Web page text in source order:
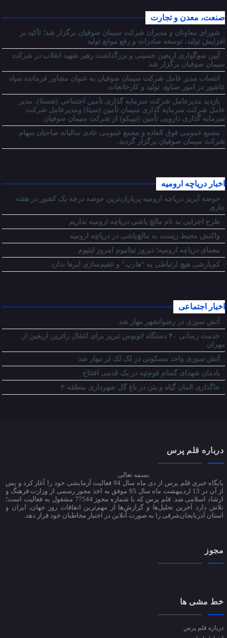
صنعت، معدن و تجارت
شورای معاونان و مدیران شرکت سیمان صوفیان برگزار شد؛ تأکید بر
افزایش تولید، توسعه صادرات و رفع موانع تولید
آیین سوگواری اربعین حسینی و بزرگداشت رهبر شهید انقلاب در شرکت
سیمان صوفیان برگزار شد
انتصاب مدیر عامل شرکت سیمان صوفیان به عنوان مشاور فرمانده سپاه
عاشور در امور صنایع، تولید و کارخانجات
بازدید مدیرعامل شرکت سرمایه گذاری تأمین اجتماعی (شستا)، مدیر
عامل شرکت سرمایه گذاری سیمان تأمین (سیتا) ومدیرعامل شرکت
سرمایه گذاری دارویی تأمین (تیپیکو) از شرکت سیمان صوفیان
مجمع عمومی فوق العاده و مجمع عمومی عادی سالیانه صاحبان سهام
شرکت سیمان صوفیان برگزار گردید.
اخبار دریاچه ارومیه
حوضه آبریز دریاچه ارومیه پرباران‌ترین حوضه‌ درجه یک کشور در هفته
جاری
طرح اجرایی به نام مالچ پاشی دریاچه ارومیه نداریم
واکنش محیط زیست به مالچ‌پاشی در دریاچه ارومیه
معمای دریاچه ارومیه؛ دیروز تیتانیوم امروز لیتیوم
کم‌بارشی هیچ ارتباطی به “هارپ” و عقیم‌سازی ابرها ندارد
اخبار اجتماعی
آتش سوزی در رضوانشهر مهار شد
خدمت رسانی ۴۰ دستگاه اتوبوس تبریز برای انتقال زائرین اربعین از
مهران
آتش سوزی واحد مسکونی در لک لک لر مهار شد
یادمان شهدای گمنام قوم‌تپه در یک قدمی افتتاح
جاگذاری المان گیاه و بتن در باغ گل شهرداری منطقه ۲
درباره قلم پرس
بسمه تعالی
پایگاه خبری قلم پرس از دی ماه سال 94 فعالیت آزمایشی خود را آغاز کرد و پس
از آن در 13 اردیبهشت ماه سال 95 موفق به اخذ مجوز رسمی از وزارت فرهنگ و
ارشاد اسلامی شد. قلم پرس که با شماره مجوز 77544 مشغول به فعالیت است؛
تلاش دارد آخرین تحلیل‌ها و گزارش‌ها از مهم‌ترین اتفاقات روز جهان، ایران و
استان آذربایجان‌شرقی را به صورت آنلاین در اختیار مخاطبان خود قرار دهد.
مجوز
خط مشی ها
درباره قلم پرس